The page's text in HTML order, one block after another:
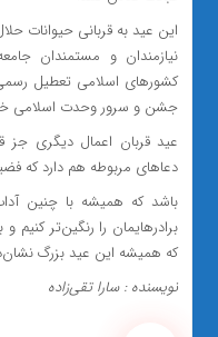
این عید به قربانی حیوانات
نیازمندان و مستمندان
کشورهای اسلامی تعطیل
جشن و سرور وحدت اسلامی
عید قربان اعمال دیگری جز
دعاهای مربوطه هم دارد که
باشد که همیشه با چنین
برادرهایمان را رنگین‌تر کنیم
که همیشه این عید بزرگ
نویسنده : سارا تقی‌زاده